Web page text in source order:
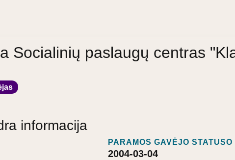
Socialinių paslaugų centras
informacija
PARAMOS GAVĖJO
2004-03-04